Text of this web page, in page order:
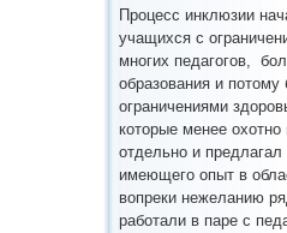
Процесс инклюзии
учащихся с
многих педагогов,
образования и
ограничениями
которые менее
отдельно и предлагал
имеющего опыт в
вопреки нежеланию
работали в паре с